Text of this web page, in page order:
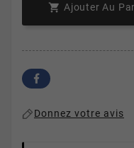
 Ajouter Au
Donnez votre avis